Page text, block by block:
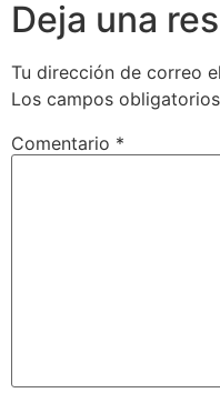
Deja una
Tu dirección de correo
Los campos
Comentario *